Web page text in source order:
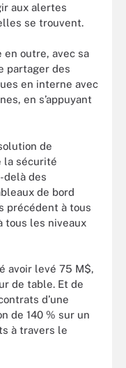
aux alertes
se trouvent.
en outre, avec sa
partager des
en interne avec
en s’appuyant
de
la sécurité
delà des
de bord
précédent à tous
tous les niveaux
avoir levé 75 M$,
de table. Et de
d’une
de 140 % sur un
à travers le